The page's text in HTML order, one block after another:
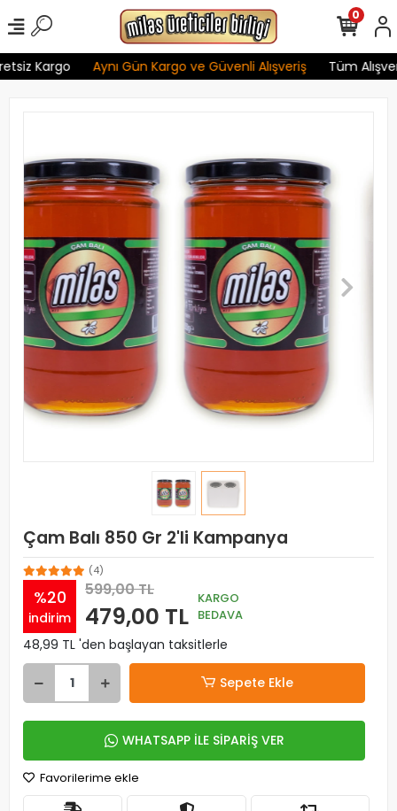
Kargo Aynı Gün Kargo ve Güvenli Alışveriş Tüm
0
Çam Balı 850 Gr 2'li Kampanya
(4)
%20
indirim
599,00 TL
479,00 TL
KARGO
BEDAVA
48,99 TL 'den başlayan taksitlerle
Sepete Ekle
WHATSAPP İLE SİPARİŞ VER
Favorilerime ekle